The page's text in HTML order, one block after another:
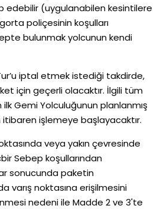
edebilir (uygulanabilen kesintilere
poliçesinin koşulları
bulunmak yolcunun kendi
iptal etmek istediği takdirde,
için geçerli olacaktır. İlgili tüm
ilk Gemi Yolculuğunun planlanmış
işlemeye başlayacaktır.
veya yakın çevresinde
Sebep koşullarından
sonucunda paketin
varış noktasına erişilmesini
nedeni ile Madde 2 ve 3'te